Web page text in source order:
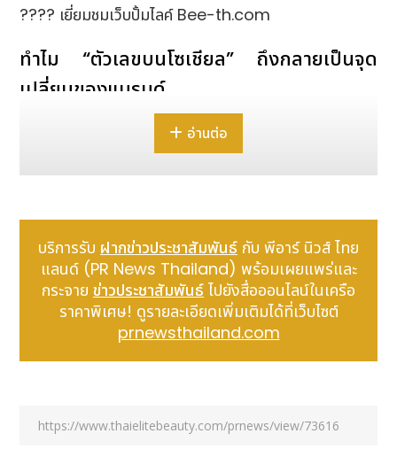
???? เยี่ยมชมเว็บปั้มไลค์ Bee-th.com
ทำไม “ตัวเลขบนโซเชียล” ถึงกลายเป็นจุด
เปลี่ยนของแบรนด์
ลองนึกภาพเพจ Facebook หรือบัญชี TikTok สอง
บัญชีแรกมีผู้ติดตาม 15,000 คน ยอดไลค์โพสต์เฉลี่ย
อีกบัญชีมีผู้ติดตามเพียง 120 คน ยอดไลค์โพสต์ละ
10
คุณคิดว่าผู้บริโภคจะรู้สึกมั่นใจในแบรนด์ไหนมากกว่ากัน?
แน่นอนว่าตัวเลขที่มากกว่ามักสร้างความน่าเชื่อถือได้ทันที
แบบไม่ต้องอธิบาย
พฤติกรรมผู้บริโภคยุค
อ่านต่อ
บริการรับ ฝากข่าวประชาสัมพันธ์ กับ พีอาร์ นิวส์ ไทย
แลนด์ (PR News Thailand) พร้อมเผยแพร่และ
กระจาย ข่าวประชาสัมพันธ์ ไปยังสื่อออนไลน์ในเครือ
ราคาพิเศษ! ดูรายละเอียดเพิ่มเติมได้ที่เว็บไซต์
prnewsthailand.com